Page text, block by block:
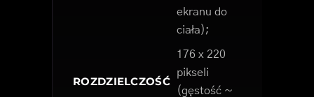
ekranu do
ciała);
ROZDZIELCZOŚĆ
176 x 220
pikseli
(gęstość ~